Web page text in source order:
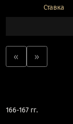
Ставка
« »
166-167 гг.